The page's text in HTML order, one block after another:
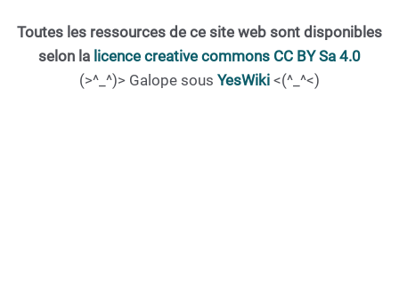
Toutes les ressources de ce site web sont disponibles
selon la licence creative commons CC BY Sa 4.0
(>^_^)> Galope sous YesWiki <(^_^<)